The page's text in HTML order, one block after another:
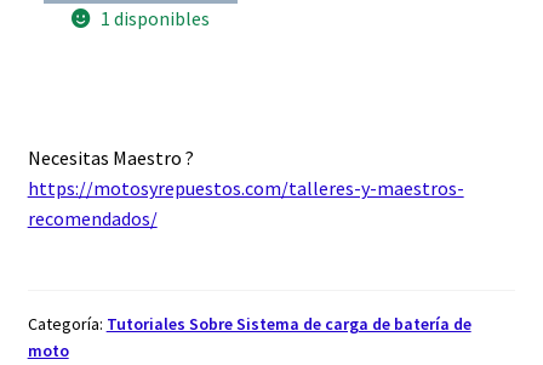
era:
1 disponibles
Necesitas Maestro ?
https://motosyrepuestos.com/talleres-y-maestros-
recomendados/
Categoría: Tutoriales Sobre Sistema de carga de batería de
moto